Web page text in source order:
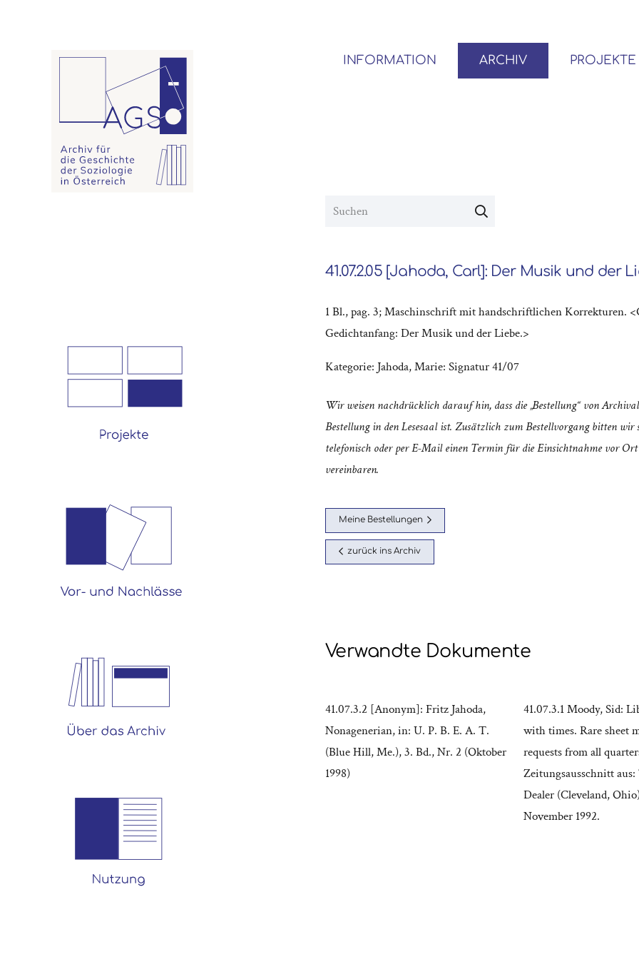
INFORMATION ARCHIV PROJEKTE
41.07.2.05 [Jahoda, Carl]: Der Musik und der
1 Bl., pag. 3; Maschinschrift mit handschriftlichen Korrekturen.
Gedichtanfang: Der Musik und der Liebe.>
Kategorie: Jahoda, Marie: Signatur 41/07
Wir weisen nachdrücklich darauf hin, dass die „Bestellung“ von
Bestellung in den Lesesaal ist. Zusätzlich zum Bestellvorgang bitten wir
telefonisch oder per E-Mail einen Termin für die Einsichtnahme vor
vereinbaren.
Meine Bestellungen
zurück ins Archiv
Verwandte Dokumente
41.07.3.2 [Anonym]: Fritz Jahoda,
Nonagenerian, in: U. P. B. E. A. T.
(Blue Hill, Me.), 3. Bd., Nr. 2 (Oktober
1998)
41.07.3.1 Moody, Sid:
with times. Rare sheet
requests from all
Zeitungsausschnitt
Dealer (Cleveland,
November 1992.